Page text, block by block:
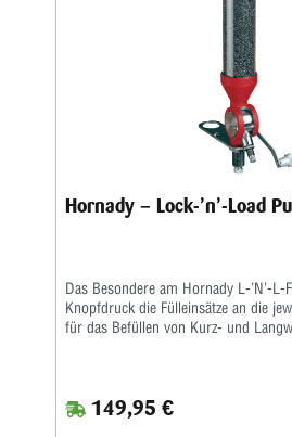
werfen.Zum Lieferumfang gehören
für alle gängigen Kaliber passend.
Hornady – Lock-’n’-Load
Das Besondere am Hornady L-’N’-
Knopfdruck die Fülleinsätze an die
für das Befüllen von Kurz- und
beschriftet werden.Die toleranzarme
und Einsätze sowie der Einsatz eines
149,95 €